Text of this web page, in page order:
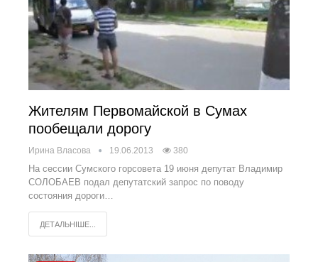
Жителям Первомайской в Сумах
пообещали дорогу
Ирина Власова 19.06.2013 380
На сессии Сумского горсовета 19 июня депутат Владимир
СОЛОБАЕВ подал депутатский запрос по поводу
состояния дороги…
ДЕТАЛЬНІШЕ...